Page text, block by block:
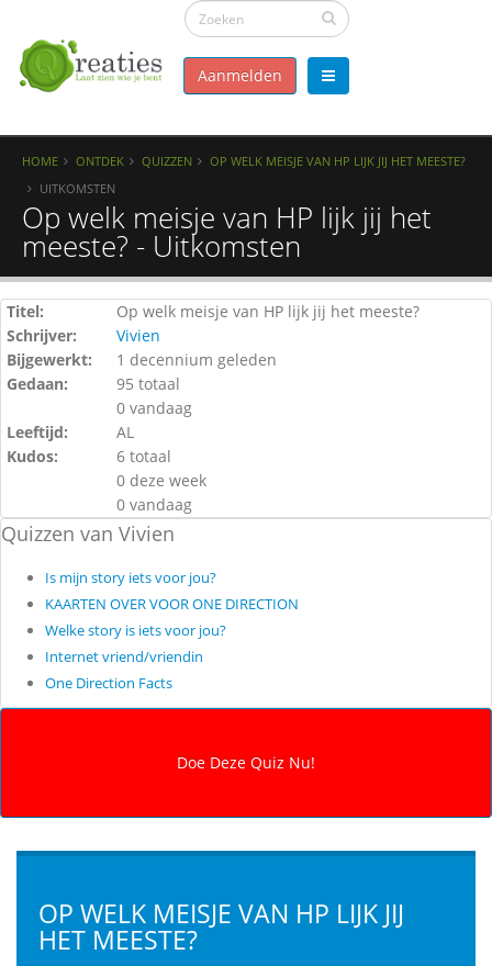
Aanmelden
HOME ONTDEK QUIZZEN
OP WELK MEISJE VAN HP LIJK JIJ HET MEESTE?
UITKOMSTEN
Op welk meisje van HP lijk jij het
meeste? - Uitkomsten
Titel:
Op welk meisje van HP lijk jij het meeste?
Schrijver:
Vivien
Bijgewerkt:
1 decennium geleden
Gedaan:
95 totaal
0 vandaag
Leeftijd:
AL
Kudos:
6 totaal
0 deze week
0 vandaag
Quizzen van Vivien
Is mijn story iets voor jou?
KAARTEN OVER VOOR ONE DIRECTION
Welke story is iets voor jou?
Internet vriend/vriendin
One Direction Facts
OP WELK MEISJE VAN HP LIJK JIJ
HET MEESTE?